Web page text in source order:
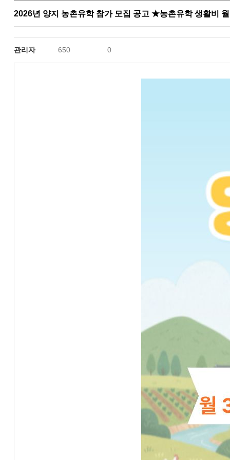
2026년 양지 농촌유학 참가 모집 공고 ★농촌유학 생활비
관리자 650 0